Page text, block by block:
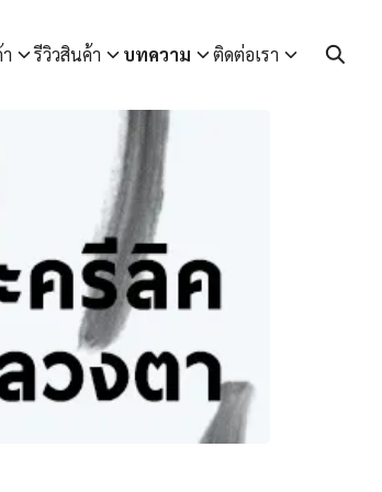
รีวิวสินค้า บทความ ติดต่อเรา